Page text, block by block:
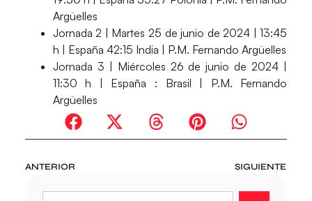
Argüelles
Jornada 2 | Martes 25 de junio de 2024 | 13:45
h | España 42:15 India | P.M. Fernando Argüelles
Jornada 3 | Miércoles 26 de junio de 2024 |
11:30 h | España : Brasil | P.M. Fernando
Argüelles
ANTERIOR SIGUIENTE